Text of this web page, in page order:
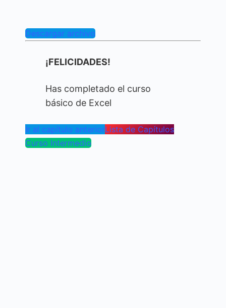
Descargar archivo
¡FELICIDADES!
Has completado el curso
básico de Excel
Ir al capítulo anteriorLista de Capítulos
Curso Intermedio